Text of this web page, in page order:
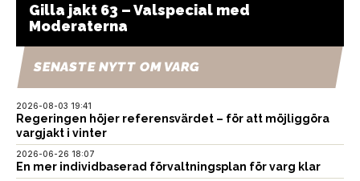
Gilla jakt 63 – Valspecial med
Moderaterna
SENASTE NYTT OM VARG
2026-08-03 19:41
Regeringen höjer referensvärdet – för att möjliggöra
vargjakt i vinter
2026-06-26 18:07
En mer individbaserad förvaltningsplan för varg klar